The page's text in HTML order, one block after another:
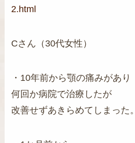
2.html
Cさん（30代女性）
・10年前から顎の痛みがあり
何回か病院で治療したが
改善せずあきらめてしまった。